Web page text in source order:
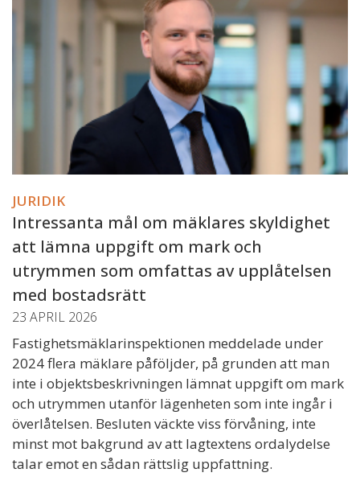
JURIDIK
Intressanta mål om mäklares skyldighet
att lämna uppgift om mark och
utrymmen som omfattas av upplåtelsen
med bostadsrätt
23 APRIL 2026
Fastighetsmäklarinspektionen meddelade under
2024 flera mäklare påföljder, på grunden att man
inte i objektsbeskrivningen lämnat uppgift om mark
och utrymmen utanför lägenheten som inte ingår i
överlåtelsen. Besluten väckte viss förvåning, inte
minst mot bakgrund av att lagtextens ordalydelse
talar emot en sådan rättslig uppfattning.